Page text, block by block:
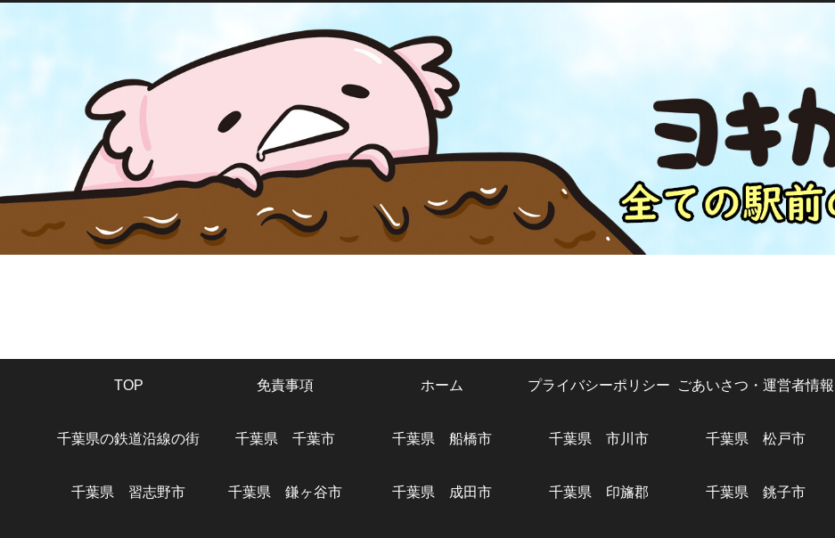
TOP 免責事項 ホーム プライバシーポリシー ごあいさつ・運営者情報
千葉県の鉄道沿線の街 千葉県 千葉市 千葉県 船橋市 千葉県 市川市 千葉県 松戸市
千葉県 習志野市 千葉県 鎌ヶ谷市 千葉県 成田市 千葉県 印旛郡 千葉県 銚子市